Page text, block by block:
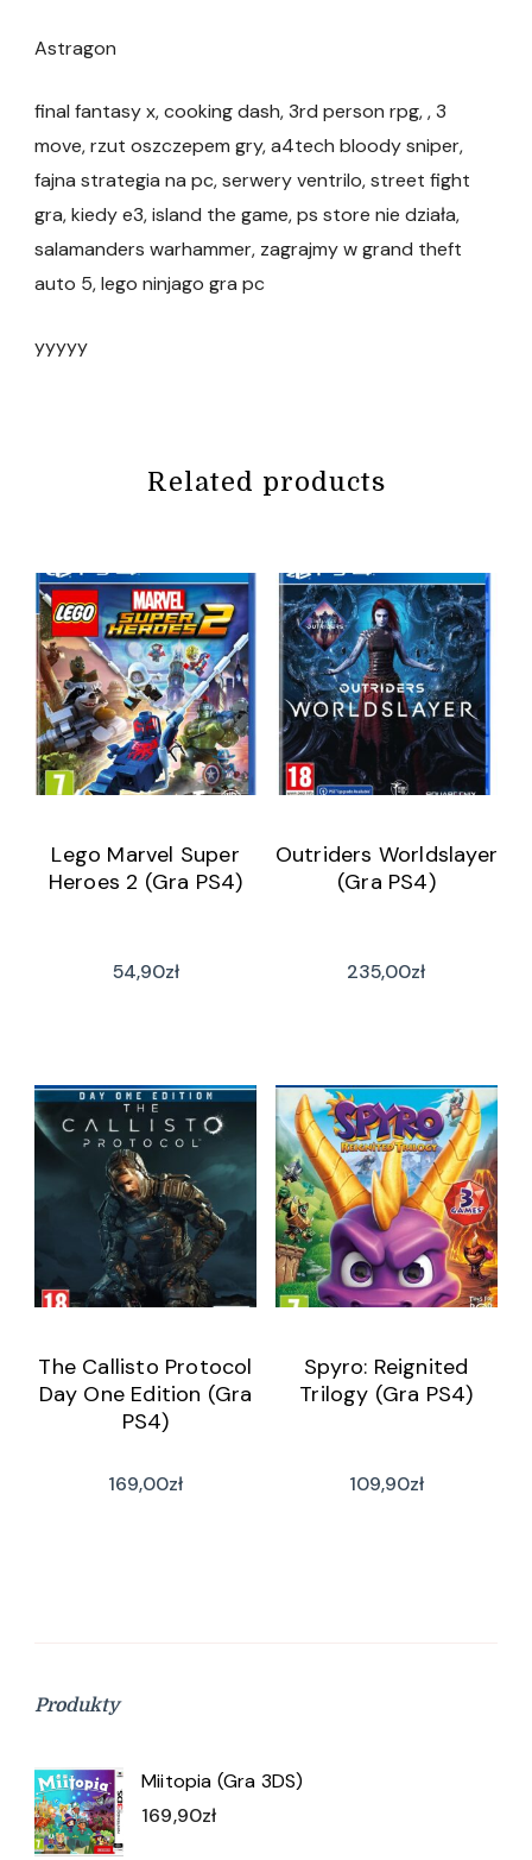
Astragon
final fantasy x, cooking dash, 3rd person rpg, , 3
move, rzut oszczepem gry, a4tech bloody sniper,
fajna strategia na pc, serwery ventrilo, street fight
gra, kiedy e3, island the game, ps store nie działa,
salamanders warhammer, zagrajmy w grand theft
auto 5, lego ninjago gra pc
yyyyy
Related products
Lego Marvel Super
Heroes 2 (Gra PS4)
54,90zł
Outriders Worldslayer
(Gra PS4)
235,00zł
The Callisto Protocol
Day One Edition (Gra
PS4)
169,00zł
Spyro: Reignited
Trilogy (Gra PS4)
109,90zł
Produkty
Miitopia (Gra 3DS)
169,90zł